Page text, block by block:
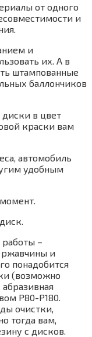
от одного
и
и
их. А в
штампованные
баллончиков
в цвет
краски вам
автомобиль
удобным
работы –
ржавчины и
понадобится
(возможно
P80-P180.
очистки,
тогда вам,
с дисков.